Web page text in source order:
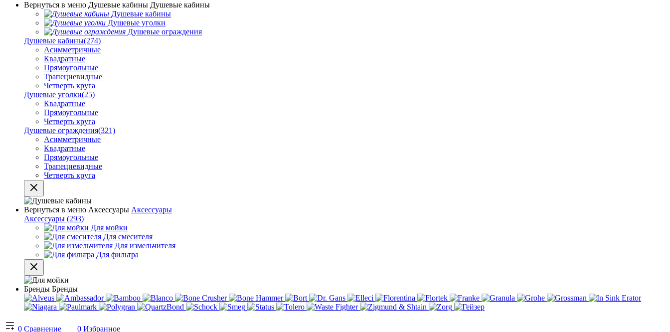
Вернуться в меню Душевые кабины Душевые кабины
Душевые кабины
Душевые уголки
Душевые ограждения
Душевые кабины(274)
Асимметричные
Квадратные
Прямоугольные
Трапециевидные
Четверть круга
Душевые уголки(25)
Квадратные
Прямоугольные
Четверть круга
Душевые ограждения(321)
Асимметричные
Квадратные
Прямоугольные
Трапециевидные
Четверть круга
Вернуться в меню Аксессуары Аксессуары
Аксессуары (293)
Для мойки
Для смесителя
Для измельчителя
Для фильтра
Бренды Бренды
0 Сравнение 0 Избранное